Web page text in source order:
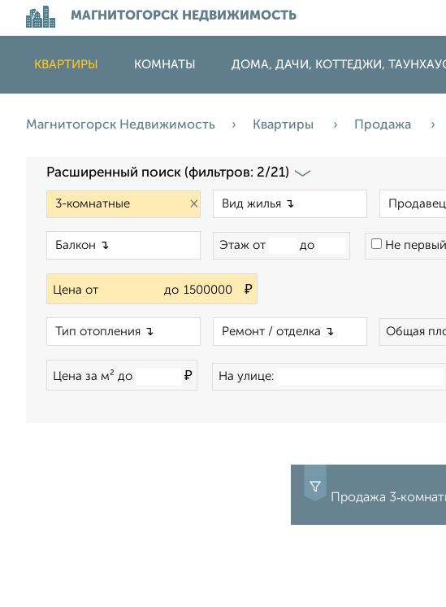
МАГНИТОГОРСК НЕДВИЖИМОСТЬ
КВАРТИРЫ КОМНАТЫ ДОМА, ДАЧИ, КОТТЕДЖИ,
Магнитогорск Недвижимость Квартиры Продажа
Расширенный поиск (фильтров: 2/21)
×
Этаж от до Не
Цена от до ₽
Общая
Цена за м² до ₽ На улице:
Продажа